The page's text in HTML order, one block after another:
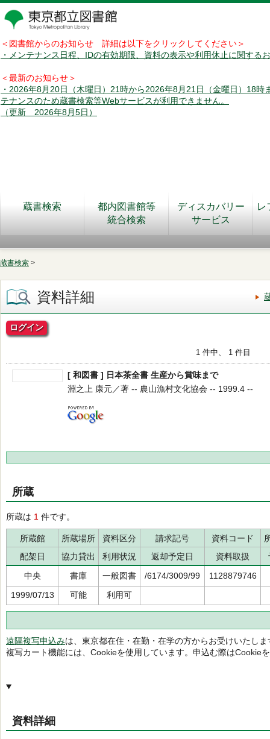
＜図書館からのお知らせ 詳細は以下をクリックしてください＞
・メンテナンス日程、IDの有効期限、資料の表示や利用休止に関する
＜最新のお知らせ＞
・2026年8月20日（木曜日）21時から2026年8月21日（金曜日）18時
テナンスのため蔵書検索等Webサービスが利用できません。
（更新 2026年8月5日）
蔵書検索
都内図書館等
統合検索
ディスカバリー
サービス
レ
蔵書検索 >
資料詳細
ログイン
1 件中、 1 件目
[ 和図書 ] 日本茶全書 生産から賞味まで
淵之上 康元／著 -- 農山漁村文化協会 -- 1999.4 --
所蔵
所蔵は 1 件です。
所蔵館 所蔵場所 資料区分 請求記号 資料コード
配架日
協力貸出 利用状況 返却予定日 資料取扱
中央
書庫 一般図書 /6174/3009/99
1128879746
1999/07/13
可能 利用可
遠隔複写申込みは、東京都在住・在勤・在学の方からお受けいたしま
複写カート機能には、Cookieを使用しています。申込む際はCookie
資料詳細